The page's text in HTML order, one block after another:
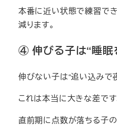
本番に近い状態で練習で
減ります。
④ 伸びる子は“睡眠
伸びない子は“追い込みで
これは本当に大きな差です
直前期に点数が落ちる子